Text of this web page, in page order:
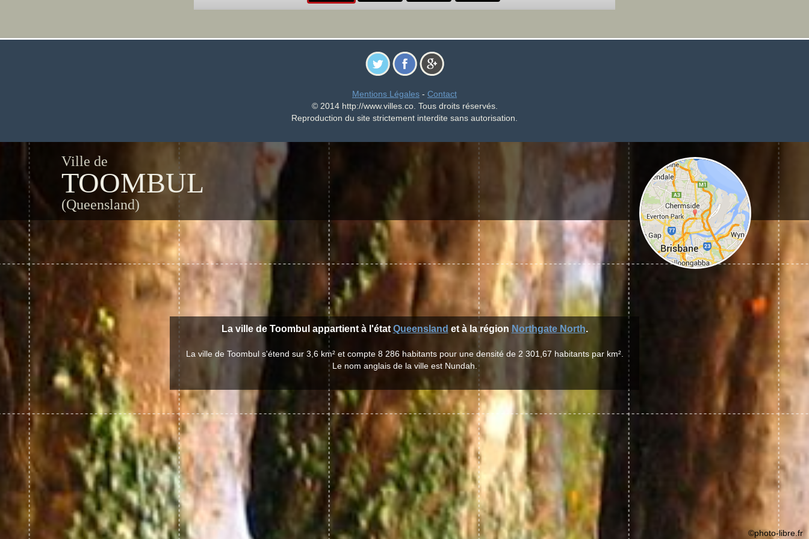
Mentions Légales - Contact
© 2014 http://www.villes.co. Tous droits réservés.
Reproduction du site strictement interdite sans autorisation.
Ville de
TOOMBUL
(Queensland)
La ville de Toombul appartient à l'état Queensland et à la région Northgate North.
La ville de Toombul s'étend sur 3,6 km² et compte 8 286 habitants pour une densité de 2 301,67 habitants par km².
Le nom anglais de la ville est Nundah.
©photo-libre.fr